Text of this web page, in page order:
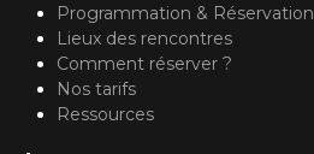
Programmation & Réservation
Lieux des rencontres
Comment réserver ?
Nos tarifs
Ressources